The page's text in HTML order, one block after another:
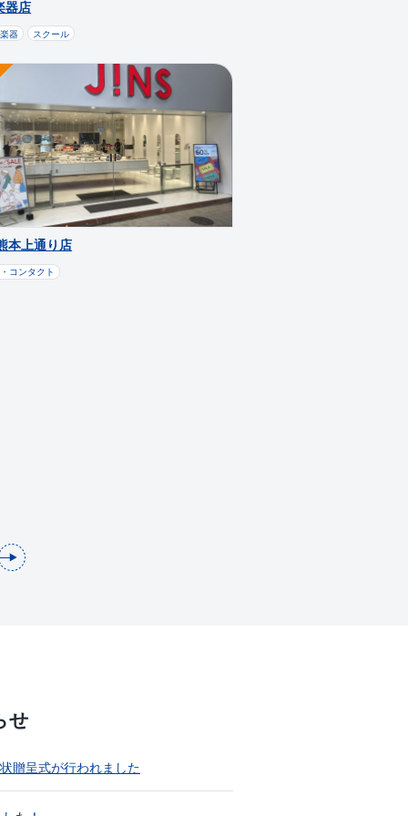
器店
器 スクール
本上通り店
コンタクト
せ
贈呈式が行われました